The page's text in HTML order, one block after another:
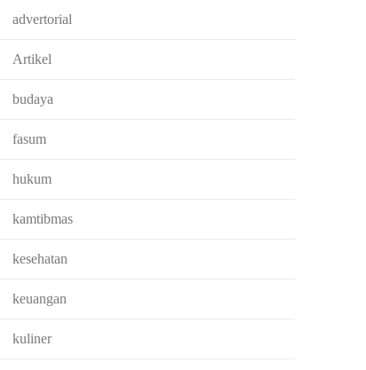
advertorial
Artikel
budaya
fasum
hukum
kamtibmas
kesehatan
keuangan
kuliner